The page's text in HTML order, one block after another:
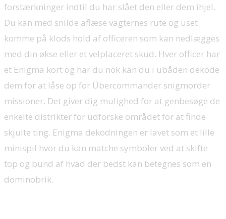
forstærkninger indtil du har slået den eller dem ihjel.
Du kan med snilde aflæse vagternes rute og uset
komme på klods hold af officeren som kan nedlægges
med din økse eller et velplaceret skud. Hver officer har
et Enigma kort og har du nok kan du i ubåden dekode
dem for at låse op for Übercommander snigmorder
missioner. Det giver dig mulighed for at genbesøge de
enkelte distrikter for udforske området for at finde
skjulte ting. Enigma dekodningen er lavet som et lille
minispil hvor du kan matche symboler ved at skifte
top og bund af hvad der bedst kan betegnes som en
dominobrik.